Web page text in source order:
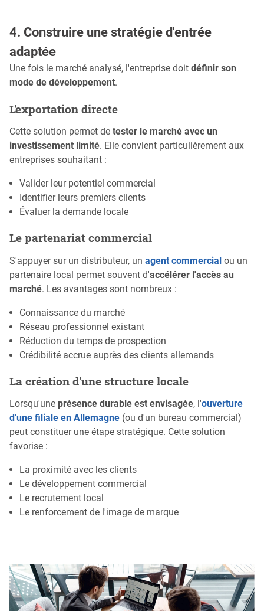
4. Construire une stratégie d'entrée
adaptée
Une fois le marché analysé, l'entreprise doit définir son
mode de développement.
L'exportation directe
Cette solution permet de tester le marché avec un
investissement limité. Elle convient particulièrement aux
entreprises souhaitant :
Valider leur potentiel commercial
Identifier leurs premiers clients
Évaluer la demande locale
Le partenariat commercial
S'appuyer sur un distributeur, un agent commercial ou un
partenaire local permet souvent d'accélérer l'accès au
marché. Les avantages sont nombreux :
Connaissance du marché
Réseau professionnel existant
Réduction du temps de prospection
Crédibilité accrue auprès des clients allemands
La création d'une structure locale
Lorsqu'une présence durable est envisagée, l'ouverture
d'une filiale en Allemagne (ou d'un bureau commercial)
peut constituer une étape stratégique. Cette solution
favorise :
La proximité avec les clients
Le développement commercial
Le recrutement local
Le renforcement de l'image de marque